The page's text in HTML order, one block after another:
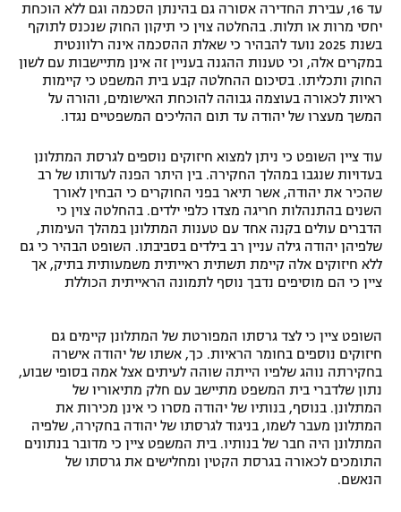
עד 16, עבירת החדירה אסורה גם בהינתן הסכמה וגם ללא הוכחת
יחסי מרות או תלות. בהחלטה צוין כי תיקון החוק שנכנס לתוקף
בשנת 2025 נועד להבהיר כי שאלת ההסכמה אינה רלוונטית
במקרים אלה, וכי טענות ההגנה בעניין זה אינן מתיישבות עם לשון
החוק ותכליתו. בסיכום ההחלטה קבע בית המשפט כי קיימות
ראיות לכאורה בעוצמה גבוהה להוכחת האישומים, והורה על
המשך מעצרו של יהודה עד תום ההליכים המשפטיים נגדו.
עוד ציין השופט כי ניתן למצוא חיזוקים נוספים לגרסת המתלונן
בעדויות שנגבו במהלך החקירה. בין היתר הפנה לעדותו של רב
שהכיר את יהודה, אשר תיאר בפני החוקרים כי הבחין לאורך
השנים בהתנהלות חריגה מצדו כלפי ילדים. בהחלטה צוין כי
הדברים עולים בקנה אחד עם טענות המתלונן במהלך העימות,
שלפיהן יהודה גילה עניין רב בילדים בסביבתו. השופט הבהיר כי גם
ללא חיזוקים אלה קיימת תשתית ראייתית משמעותית בתיק, אך
ציין כי הם מוסיפים נדבך נוסף לתמונה הראייתית הכוללת
השופט ציין כי לצד גרסתו המפורטת של המתלונן קיימים גם
חיזוקים נוספים בחומר הראיות. כך, אשתו של יהודה אישרה
בחקירתה נוהג שלפיו הייתה שוהה לעיתים אצל אמה בסופי שבוע,
נתון שלדברי בית המשפט מתיישב עם חלק מתיאוריו של
המתלונן. בנוסף, בנותיו של יהודה מסרו כי אינן מכירות את
המתלונן מעבר לשמו, בניגוד לגרסתו של יהודה בחקירה, שלפיה
המתלונן היה חבר של בנותיו. בית המשפט ציין כי מדובר בנתונים
התומכים לכאורה בגרסת הקטין ומחלישים את גרסתו של
הנאשם.